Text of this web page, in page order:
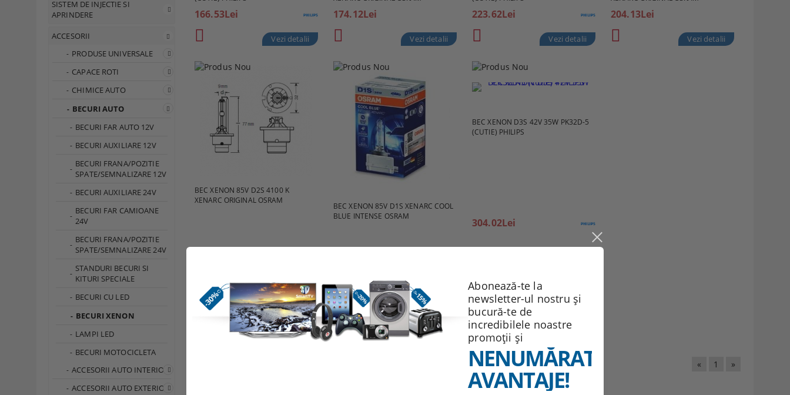
SISTEM DE INJECTIE SI
APRINDERE
ACCESORII
PRODUSE UNIVERSALE
CAPACE ROTI
CHIMICE AUTO
BECURI AUTO
BECURI FAR AUTO 12V
BECURI AUXILIARE 12V
BECURI FRANA/POZITIE
SPATE/SEMNALIZARE 12V
BECURI AUXILIARE 24V
BECURI FAR CAMIOANE
24V
BECURI FRANA/POZITIE
SPATE/SEMNALIZARE 24V
STANDURI BECURI SI
KITURI SPECIALE
BECURI CU LED
BECURI XENON
LAMPI LED
BECURI MOTOCICLETA
ACCESORII AUTO INTERIOR
ACCESORII AUTO EXTERIOR
166.53Lei
Vezi detalii
174.12Lei
Vezi detalii
223.62Lei
Vezi detalii
204.13Lei
Vezi detalii
BEC XENON 85V D2S 4100 K
XENARC ORIGINAL OSRAM
Vezi detalii
BEC XENON 85V D1S XENARC COOL
BLUE INTENSE OSRAM
Vezi detalii
BEC XENON D3S 42V 35W PK32D-5
(CUTIE) PHILIPS
304.02Lei
Vezi detalii
« 1 »
Abonează-te la
newsletter-ul nostru și
bucură-te de
incredibilele noastre
promoții și
NENUMĂRATELE
AVANTAJE!